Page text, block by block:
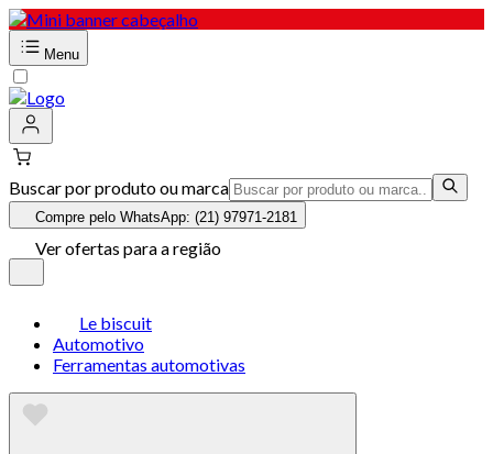
Menu
Buscar por produto ou marca
Compre pelo WhatsApp: (21) 97971-2181
Ver ofertas para a região
Le biscuit
Automotivo
Ferramentas automotivas